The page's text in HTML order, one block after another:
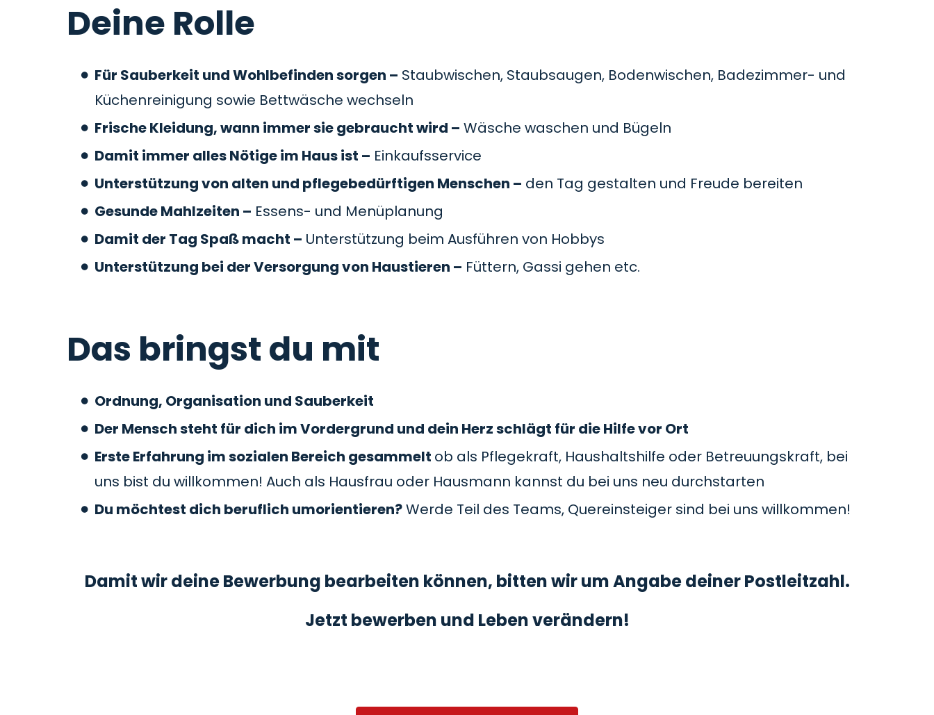
Deine Rolle
Für Sauberkeit und Wohlbefinden sorgen – Staubwischen, Staubsaugen, Bodenwischen, Badezimmer- und
Küchenreinigung sowie Bettwäsche wechseln
Frische Kleidung, wann immer sie gebraucht wird – Wäsche waschen und Bügeln
Damit immer alles Nötige im Haus ist – Einkaufsservice
Unterstützung von alten und pflegebedürftigen Menschen – den Tag gestalten und Freude bereiten
Gesunde Mahlzeiten – Essens- und Menüplanung
Damit der Tag Spaß macht – Unterstützung beim Ausführen von Hobbys
Unterstützung bei der Versorgung von Haustieren – Füttern, Gassi gehen etc.
Das bringst du mit
Ordnung, Organisation und Sauberkeit
Der Mensch steht für dich im Vordergrund und dein Herz schlägt für die Hilfe vor Ort
Erste Erfahrung im sozialen Bereich gesammelt ob als Pflegekraft, Haushaltshilfe oder Betreuungskraft, bei
uns bist du willkommen! Auch als Hausfrau oder Hausmann kannst du bei uns neu durchstarten
Du möchtest dich beruflich umorientieren?Werde Teil des Teams, Quereinsteiger sind bei uns willkommen!
Damit wir deine Bewerbung bearbeiten können, bitten wir um Angabe deiner Postleitzahl.
Jetzt bewerben und Leben verändern!